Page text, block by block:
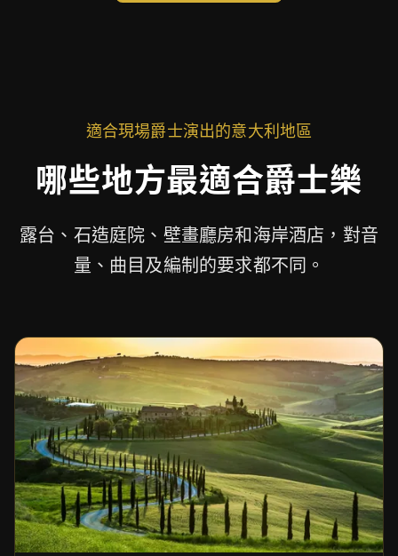
適合現場爵士演出的意大利地區
哪些地方最適合爵士樂
露台、石造庭院、壁畫廳房和海岸酒店，對音
量、曲目及編制的要求都不同。